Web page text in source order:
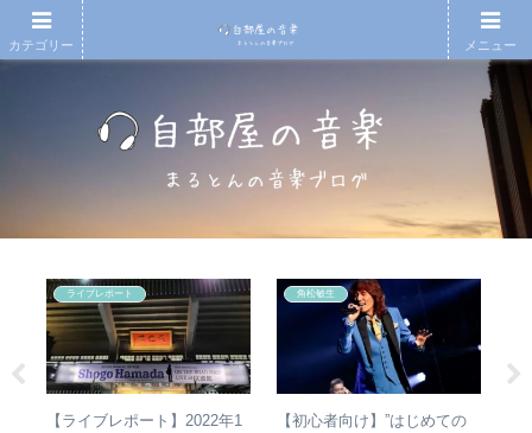
ライブレポート
【ライブレポート】2022年1
角松敏生
【初心者向け】”はじめての
カテゴリー メニュー